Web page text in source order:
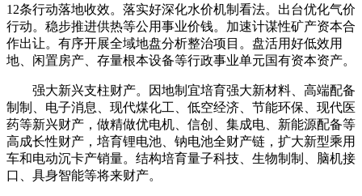
12条行动落地收效。落实好深化水价机制看法。出台优化气价
行动。稳步推进供热等公用事业价钱。加速计谋性矿产资本合
作出让。有序开展全域地盘分析整治项目。盘活用好低效用
地、闲置房产、存量根本设备等行政事业单元国有资本资产。
强大新兴支柱财产。因地制宜培育强大新材料、高端配备
制制、电子消息、现代煤化工、低空经济、节能环保、现代医
药等新兴财产，做精做优电机、信创、集成电、新能源配备等
高成长性财产，培育锂电池、钠电池全财产链，扩大新型乘用
车和电动沉卡产销量。结构培育量子科技、生物制制、脑机接
口、具身智能等将来财产。